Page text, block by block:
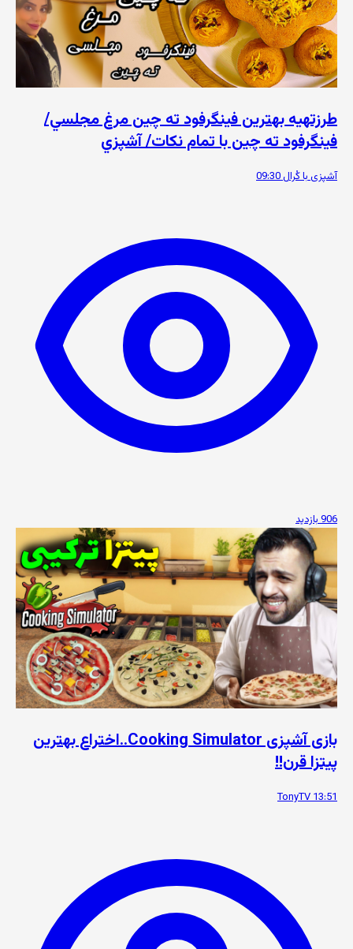
طرزتهيه بهترين فینگرفود ته چين مرغ مجلسي/
فينگرفود ته چين با تمام نكات/ آشپزي
آشپزی با کُرال09:30
906 بازدید
بازی آشپزی Cooking Simulator..اختراع بهترین
پیتزا قرن!!
TonyTV13:51